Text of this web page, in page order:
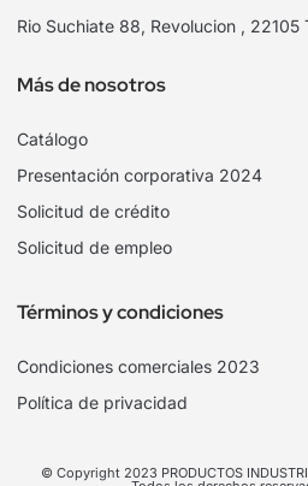
Rio Suchiate 88, Revolucion , 22105
Más de nosotros
Catálogo
Presentación corporativa 2024
Solicitud de crédito
Solicitud de empleo
Términos y condiciones
Condiciones comerciales 2023
Política de privacidad
© Copyright 2023 PRODUCTOS